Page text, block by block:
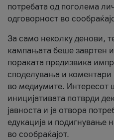
потребата од поголема
одговорност во
За само неколку денови,
кампањата беше завртен
пораката предизвика
споделувања и
во медиумите. Интересот
иницијативата потврди
јавноста и ја отвора
едукација и подигнување
во сообраќајот.